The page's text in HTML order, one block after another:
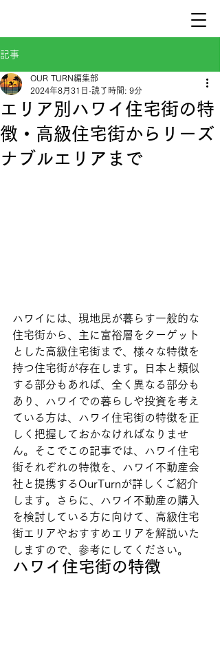
記事
エリア別ハワイ住宅街の特
徴・高級住宅街からリーズ
ナブルエリアまで
OUR TURN編集部
2024年8月31日 読了時間: 9分
ハワイには、現地民が暮らす一般的な
住宅街から、主に富裕層をターゲット
とした高級住宅街まで、様々な特徴を
持つ住宅街が存在します。日本と類似
する部分もあれば、全く異なる部分も
あり、ハワイでの暮らしや投資を考え
ている方は、ハワイ住宅街の特徴を正
しく把握しておかなければなりませ
ん。そこでこの記事では、ハワイ住宅
街それぞれの特徴を、ハワイ不動産会
社と提携するOurTurnが詳しくご紹介
します。さらに、ハワイ不動産の購入
を検討している方に向けて、高級住宅
街エリアやおすすめエリアを解説いた
しますので、参考にしてください。
ハワイ住宅街の特徴